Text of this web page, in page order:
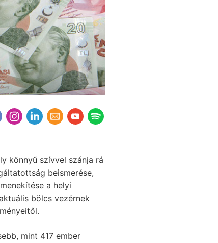
könnyű szívvel szánja rá
beismerése,
a helyi
bölcs vezérnek
mint 417 ember